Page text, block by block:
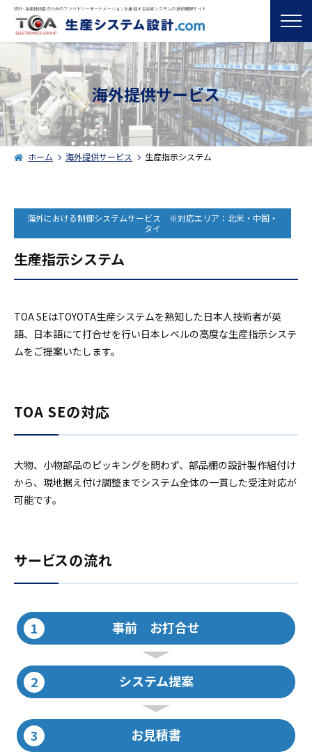
設計･生産技術者のためのファクトリーオートメーションを推進する生産システムの技術情報サイト
海外提供サービス
ホーム 海外提供サービス 生産指示システム
海外における制御システムサービス ※対応エリア：北米・中国・
タイ
生産指示システム
TOA SEはTOYOTA生産システムを熟知した日本人技術者が英
語、日本語にて打合せを行い日本レベルの高度な生産指示システ
ムをご提案いたします。
TOA SEの対応
大物、小物部品のピッキングを問わず、部品棚の設計製作組付け
から、現地据え付け調整までシステム全体の一貫した受注対応が
可能です。
サービスの流れ
事前 お打合せ
システム提案
お見積書